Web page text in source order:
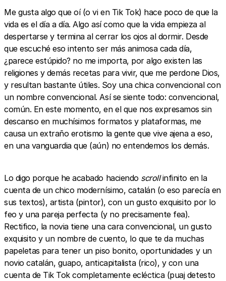
Me gusta algo que oí (o vi en Tik Tok) hace poco de que la
vida es el día a día. Algo así como que la vida empieza al
despertarse y termina al cerrar los ojos al dormir. Desde
que escuché eso intento ser más animosa cada día,
¿parece estúpido? no me importa, por algo existen las
religiones y demás recetas para vivir, que me perdone Dios,
y resultan bastante útiles. Soy una chica convencional con
un nombre convencional. Así se siente todo: convencional,
común. En este momento, en el que nos expresamos sin
descanso en muchísimos formatos y plataformas, me
causa un extraño erotismo la gente que vive ajena a eso,
en una vanguardia que (aún) no entendemos los demás.
Lo digo porque he acabado haciendo scrollinfinito en la
cuenta de un chico modernísimo, catalán (o eso parecía en
sus textos), artista (pintor), con un gusto exquisito por lo
feo y una pareja perfecta (y no precisamente fea).
Rectifico, la novia tiene una cara convencional, un gusto
exquisito y un nombre de cuento, lo que te da muchas
papeletas para tener un piso bonito, oportunidades y un
novio catalán, guapo, anticapitalista (rico), y con una
cuenta de Tik Tok completamente ecléctica (puaj detesto